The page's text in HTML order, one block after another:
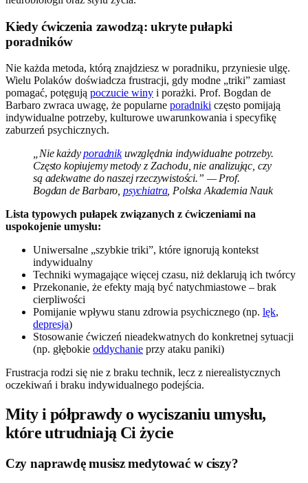
Kiedy ćwiczenia zawodzą: ukryte pułapki
poradników
Nie każda metoda, którą znajdziesz w poradniku, przyniesie ulgę.
Wielu Polaków doświadcza frustracji, gdy modne „triki” zamiast
pomagać, potęgują poczucie winy i porażki. Prof. Bogdan de
Barbaro zwraca uwagę, że popularne poradniki często pomijają
indywidualne potrzeby, kulturowe uwarunkowania i specyfikę
zaburzeń psychicznych.
„Nie każdyporadnikuwzględnia indywidualne potrzeby.
Często kopiujemy metody z Zachodu, nie analizując, czy
są adekwatne do naszej rzeczywistości.” — Prof.
Bogdan de Barbaro, psychiatra, Polska Akademia Nauk
Lista typowych pułapek związanych z ćwiczeniami na
uspokojenie umysłu:
Uniwersalne „szybkie triki”, które ignorują kontekst
indywidualny
Techniki wymagające więcej czasu, niż deklarują ich twórcy
Przekonanie, że efekty mają być natychmiastowe – brak
cierpliwości
Pomijanie wpływu stanu zdrowia psychicznego (np. lęk,
depresja)
Stosowanie ćwiczeń nieadekwatnych do konkretnej sytuacji
(np. głębokie oddychanie przy ataku paniki)
Frustracja rodzi się nie z braku technik, lecz z nierealistycznych
oczekiwań i braku indywidualnego podejścia.
Mity i półprawdy o wyciszaniu umysłu,
które utrudniają Ci życie
Czy naprawdę musisz medytować w ciszy?